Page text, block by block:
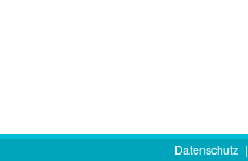
Datenschutz|